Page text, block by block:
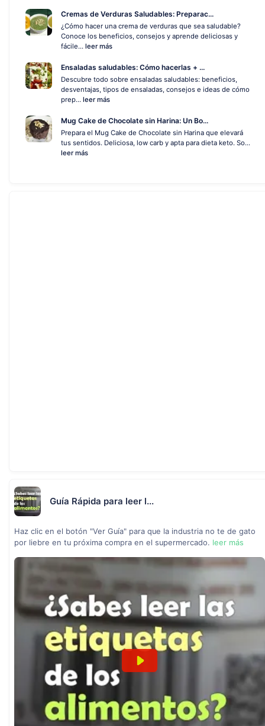
Cremas de Verduras Saludables: Preparac...
¿Cómo hacer una crema de verduras que sea saludable?
Conoce los beneficios, consejos y aprende deliciosas y
fácile... leer más
Ensaladas saludables: Cómo hacerlas + ...
Descubre todo sobre ensaladas saludables: beneficios,
desventajas, tipos de ensaladas, consejos e ideas de cómo
prep... leer más
Mug Cake de Chocolate sin Harina: Un Bo...
Prepara el Mug Cake de Chocolate sin Harina que elevará
tus sentidos. Deliciosa, low carb y apta para dieta keto. So...
leer más
Guía Rápida para leer l...
Haz clic en el botón "Ver Guía" para que la industria no te de gato
por liebre en tu próxima compra en el supermercado. leer más